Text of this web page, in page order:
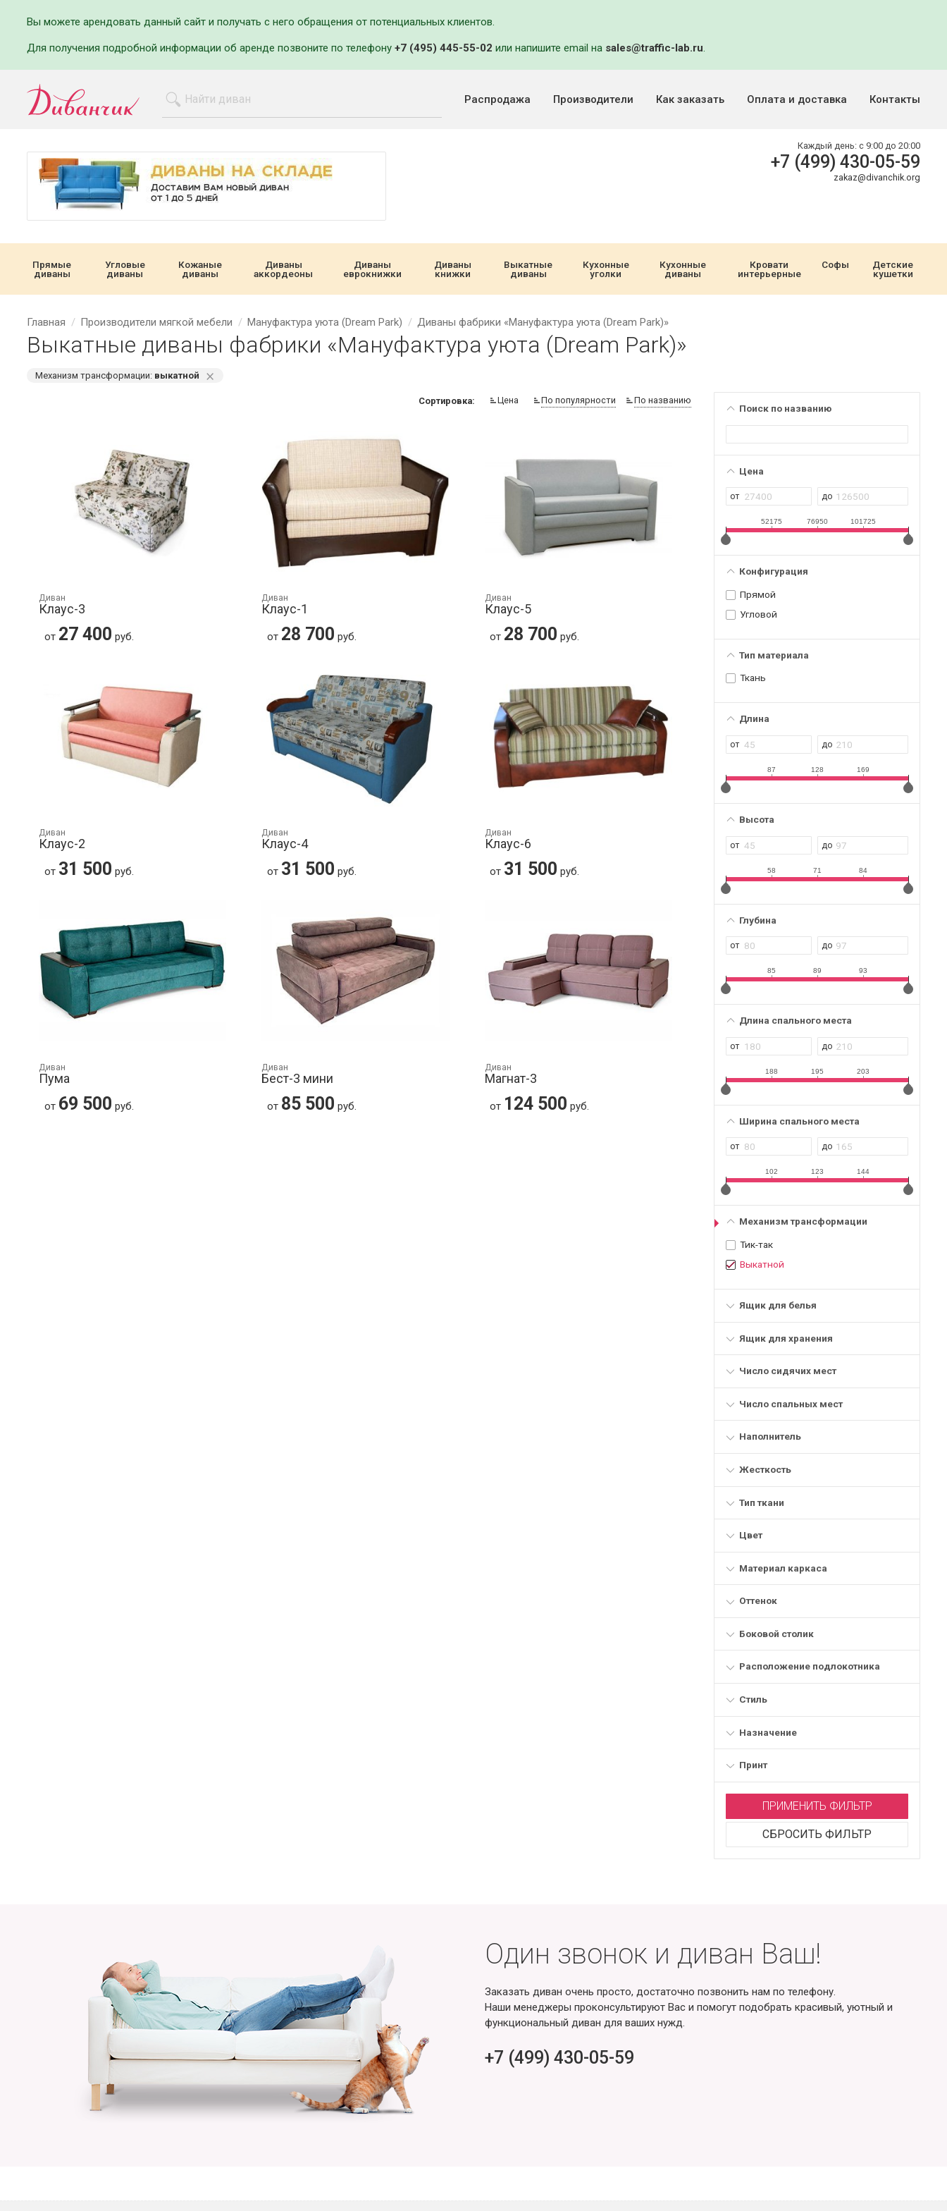
Вы можете арендовать данный сайт и получать с него обращения от потенциальных клиентов.
Для получения подробной информации об аренде позвоните по телефону +7 (495) 445-55-02 или напишите email на sales@traffic-lab.ru.
Распродажа Производители Как заказать Оплата и доставка Контакты
Каждый день: с 9:00 до 20:00
+7 (499) 430-05-59
zakaz@divanchik.org
Прямые
диваны
Угловые
диваны
Кожаные
диваны
Диваны
аккордеоны
Диваны
еврокнижки
Диваны
книжки
Выкатные
диваны
Кухонные
уголки
Кухонные
диваны
Кровати
интерьерные
Софы
Детские
кушетки
Главная Производители мягкой мебели Мануфактура уюта (Dream Park) Диваны фабрики «Мануфактура уюта (Dream Park)»
Выкатные диваны фабрики «Мануфактура уюта (Dream Park)»
Поиск по названию
Цена
52175 76950 101725
Конфигурация
Прямой
Угловой
Тип материала
Ткань
Длина
87 128 169
Высота
58 71 84
Глубина
85 89 93
Длина спального места
188 195 203
Ширина спального места
102 123 144
Механизм трансформации
Тик-так
Выкатной
Ящик для белья
Ящик для хранения
Число сидячих мест
Число спальных мест
Наполнитель
Жесткость
Тип ткани
Цвет
Материал каркаса
Оттенок
Боковой столик
Расположение подлокотника
Стиль
Назначение
Принт
ПРИМЕНИТЬ ФИЛЬТР
СБРОСИТЬ ФИЛЬТР
Механизм трансформации: выкатной ⨯
Сортировка: Цена По популярности По названию
Диван
Клаус-3
от 27 400 руб.
Диван
Клаус-1
от 28 700 руб.
Диван
Клаус-5
от 28 700 руб.
Диван
Клаус-2
от 31 500 руб.
Диван
Клаус-4
от 31 500 руб.
Диван
Клаус-6
от 31 500 руб.
Диван
Пума
от 69 500 руб.
Диван
Бест-3 мини
от 85 500 руб.
Диван
Магнат-3
от 124 500 руб.
Один звонок и диван Ваш!
Заказать диван очень просто, достаточно позвонить нам по телефону.
Наши менеджеры проконсультируют Вас и помогут подобрать красивый, уютный и
функциональный диван для ваших нужд.
+7 (499) 430-05-59